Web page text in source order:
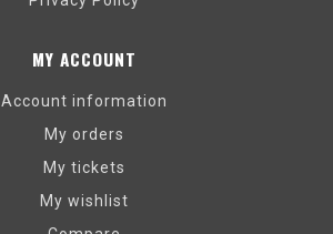
MY ACCOUNT
Account information
My orders
My tickets
My wishlist